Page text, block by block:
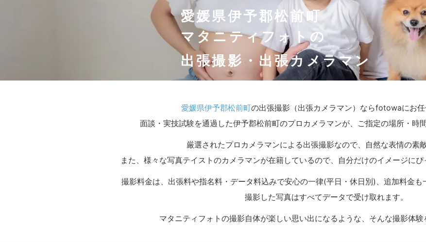
愛媛県伊予郡松前町
マタニティフォトの
出張撮影・出張カメラマン
愛媛県伊予郡松前町の出張撮影（出張カメラマン）ならfotowaにお任
面談・実技試験を通過した伊予郡松前町のプロカメラマンが、ご指定の場所・時
厳選されたプロカメラマンによる出張撮影なので、自然な表情の素敵
また、様々な写真テイストのカメラマンが在籍しているので、自分だけのイメージにぴ
撮影料金は、出張料や指名料・データ料込みで安心の一律(平日・休日別)、追加料金も
撮影した写真はすべてデータで受け取れます。
マタニティフォトの撮影自体が楽しい思い出になるような、そんな撮影体験